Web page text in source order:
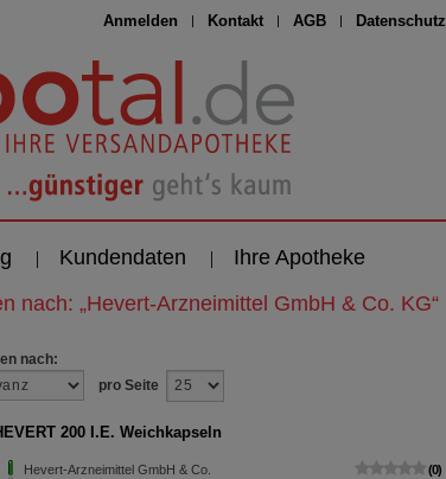
Anmelden Kontakt AGB Datenschutz
Kundendaten Ihre Apotheke
nach: „Hevert-Arzneimittel GmbH & Co. KG“
nach:
pro Seite
200 I.E. Weichkapseln
Hevert-Arzneimittel GmbH & Co.
0